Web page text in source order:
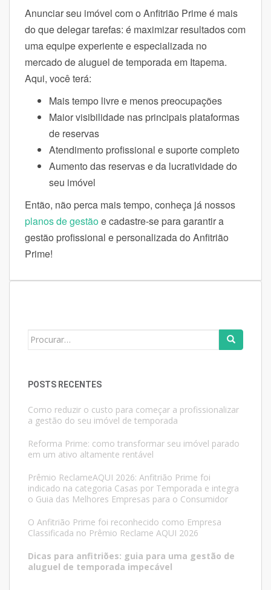
Anunciar seu imóvel com o Anfitrião Prime é mais
do que delegar tarefas: é maximizar resultados com
uma equipe experiente e especializada no
mercado de aluguel de temporada em Itapema.
Aqui, você terá:
Mais tempo livre e menos preocupações
Maior visibilidade nas principais plataformas
de reservas
Atendimento profissional e suporte completo
Aumento das reservas e da lucratividade do
seu imóvel
Então, não perca mais tempo, conheça já nossos
planos de gestãoe cadastre-se para garantir a
gestão profissional e personalizada do Anfitrião
Prime!
Search
POSTS RECENTES
Como reduzir o custo para começar a profissionalizar
a gestão do seu imóvel de temporada
Reforma Prime: como transformar seu imóvel parado
em um ativo altamente rentável
Prêmio ReclameAQUI 2026: Anfitrião Prime foi
indicado na categoria Casas por Temporada e integra
o Guia das Melhores Empresas para o Consumidor
O Anfitrião Prime foi reconhecido como Empresa
Classificada no Prêmio Reclame AQUI 2026
Dicas para anfitriões: guia para uma gestão de
aluguel de temporada impecável